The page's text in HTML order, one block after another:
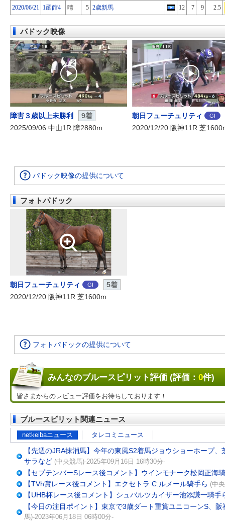
2020/06/21 1函館4 晴 5 2歳新馬 12 7 9 2.5
パドック映像
障害３歳以上未勝利
9着
2025/09/06 中山1R 障2880m
朝日フューチュリティ GI
2020/12/20 阪神11R 芝
パドック映像の提供について
フォトパドック
朝日フューチュリティ GI
5着
2020/12/20 阪神11R 芝1600m
フォトパドックの提供について
みんなのブルースピリット評価 (評価： 0件)
皆さまからのレビュー評価をお待ちしております！
ブルースピリット関連ニュース
netkeibaニュース タレコミニュース
【先週のJRA抹消馬】今年の東風S2着馬ジョウショーホープ
サラなど (中央競馬)-2025年09月16日 16時30分-
【セプテンバーSレース後コメント】ウインモナーク松岡正海
【TVh賞レース後コメント】エクセトラ C.ルメール騎手ら (中
【UHB杯レース後コメント】シュバルツカイザー池添謙一騎手
【今日の注目ポイント】東京で3歳ダート重賞ユニコーンS、
馬)-2023年06月18日 06時00分-